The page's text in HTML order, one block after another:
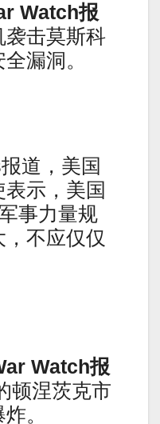
Watch报
袭击莫斯科
漏洞。
道，美国
示，美国
事力量规
不应仅仅
Watch报
顿涅茨克市
。